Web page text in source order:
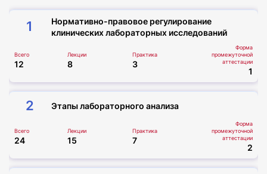
1
Нормативно-правовое регулирование
клинических лабораторных исследований
Всего
12
Лекции
8
Практика
3
Форма
промежуточной
аттестации
1
2 Этапы лабораторного анализа
Всего
24
Лекции
15
Практика
7
Форма
промежуточной
аттестации
2